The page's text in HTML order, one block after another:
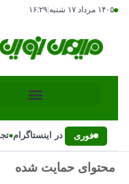
۱۴۰۵ مرداد ۱۷ شنبه ۱۶:۲۹
فوری
سوگ عاشقانه در اینستاگرام •
محتوای حمایت شده